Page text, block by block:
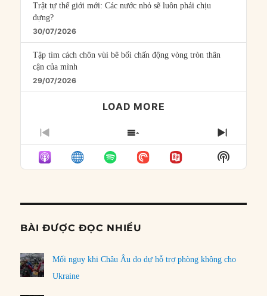
Trật tự thế giới mới: Các nước nhỏ sẽ luôn phải chịu
đựng?
30/07/2026
Tập tìm cách chôn vùi bê bối chấn động vòng tròn thân
cận của mình
29/07/2026
LOAD MORE
PREVIOUS
EPISODE
SHOW
EPISODES
LIST
NEXT
Show
Podcast
BÀI ĐƯỢC ĐỌC NHIỀU
Mối nguy khi Châu Âu do dự hỗ trợ phòng không cho
Ukraine